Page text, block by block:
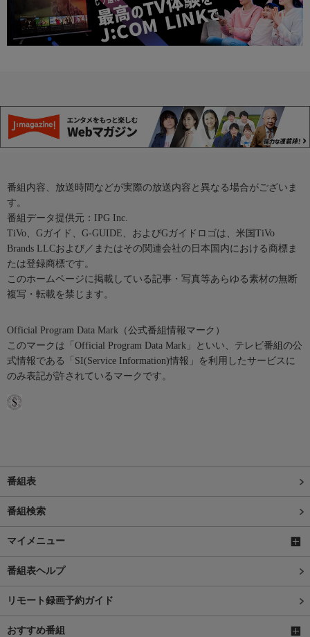
番組内容、放送時間などが実際の放送内容と異なる場合がございま
す。
番組データ提供元：IPG Inc.
TiVo、Gガイド、G-GUIDE、およびGガイドロゴは、米国TiVo
Brands LLCおよび／またはその関連会社の日本国内における商標ま
たは登録商標です。
このホームページに掲載している記事・写真等あらゆる素材の無断
複写・転載を禁じます。
Official Program Data Mark（公式番組情報マーク）
このマークは「Official Program Data Mark」といい、テレビ番組の公
式情報である「SI(Service Information)情報」を利用したサービスに
のみ表記が許されているマークです。
番組表
番組検索
マイメニュー
番組表ヘルプ
リモート録画予約ガイド
おすすめ番組